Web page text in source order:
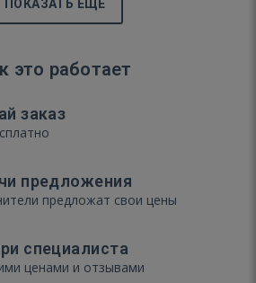
ПОКАЗАТЬ ЕЩЁ
это работает
заказ
предложения
предложат свои цены
специалиста
ценами и отзывами